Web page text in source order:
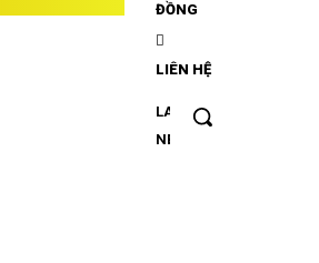
ĐỒNG
LIÊN HỆ
LATEST
NEWS